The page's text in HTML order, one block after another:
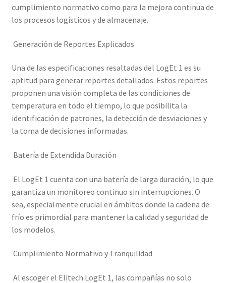
cumplimiento normativo como para la mejora continua de
los procesos logísticos y de almacenaje.
Generación de Reportes Explicados
Una de las especificaciones resaltadas del LogEt 1 es su
aptitud para generar reportes detallados. Estos reportes
proponen una visión completa de las condiciones de
temperatura en todo el tiempo, lo que posibilita la
identificación de patrones, la detección de desviaciones y
la toma de decisiones informadas.
Batería de Extendida Duración
El LogEt 1 cuenta con una batería de larga duración, lo que
garantiza un monitoreo continuo sin interrupciones. O
sea, especialmente crucial en ámbitos donde la cadena de
frío es primordial para mantener la calidad y seguridad de
los modelos.
Cumplimiento Normativo y Tranquilidad
Al escoger el Elitech LogEt 1, las compañías no solo